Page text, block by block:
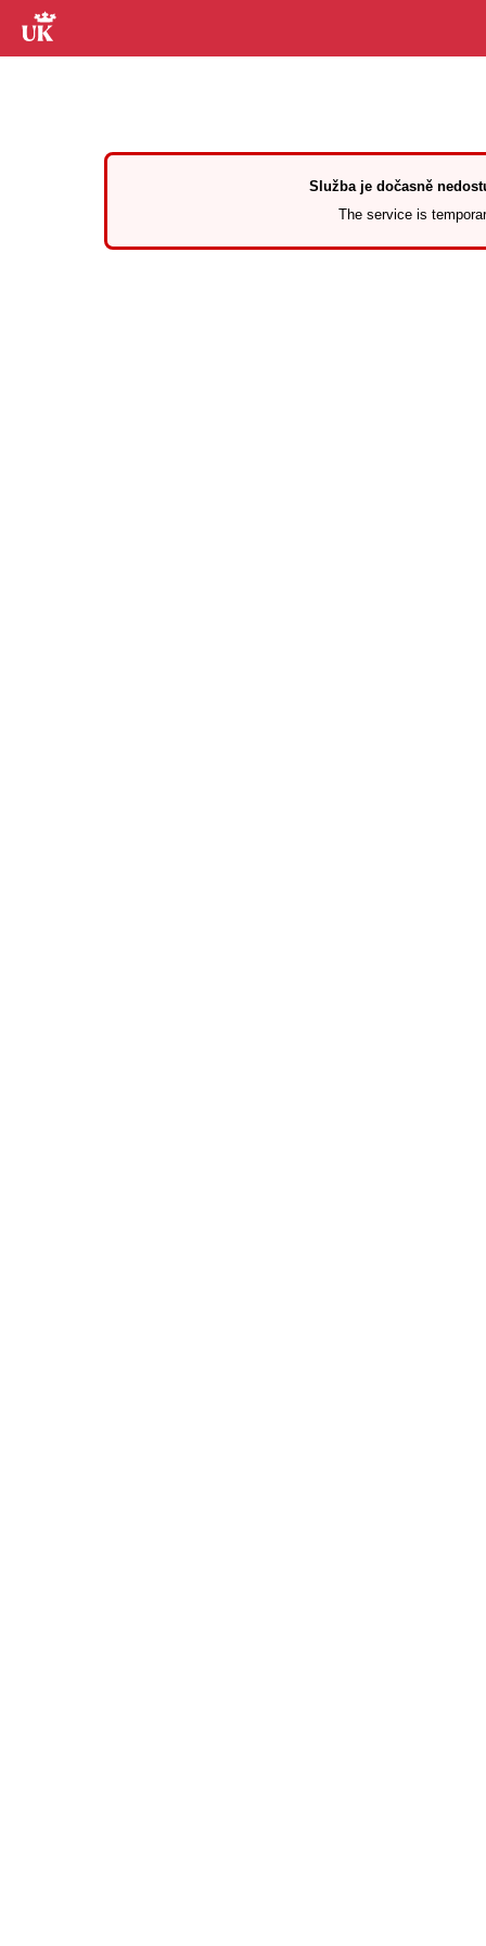
Služba je dočasně
The service is